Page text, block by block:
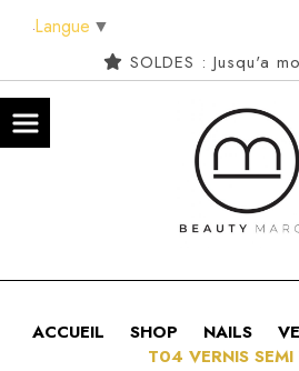
SOLDES : Jusqu'a
ACCUEIL SHOP NAILS
T04 VERNIS
Langue ▼